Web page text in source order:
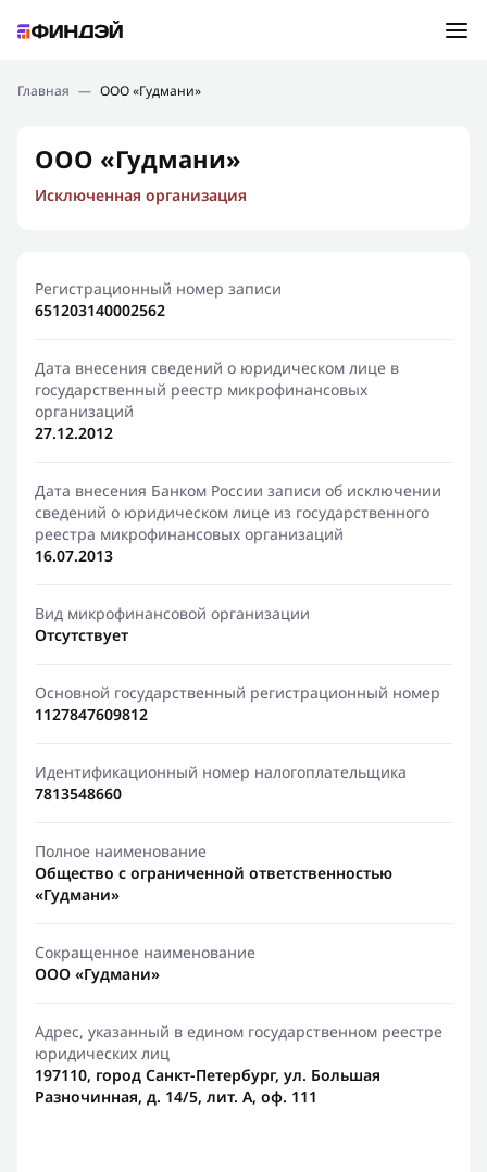
Подбор займа
Новости
Финансовое просвещение
Главная — ООО «Гудмани»
ООО «Гудмани»
Исключенная организация
Регистрационный номер записи
651203140002562
Дата внесения сведений о юридическом лице в
государственный реестр микрофинансовых
организаций
27.12.2012
Дата внесения Банком России записи об исключении
сведений о юридическом лице из государственного
реестра микрофинансовых организаций
16.07.2013
Вид микрофинансовой организации
Отсутствует
Основной государственный регистрационный номер
1127847609812
Идентификационный номер налогоплательщика
7813548660
Полное наименование
Общество с ограниченной ответственностью
«Гудмани»
Сокращенное наименование
ООО «Гудмани»
Адрес, указанный в едином государственном реестре
юридических лиц
197110, город Санкт-Петербург, ул. Большая
Разночинная, д. 14/5, лит. А, оф. 111
Ошибка:Контактная форма не найдена.
Спасибо, что написали нам
Мы свяжемся с Вами в ближайшее время и сообщим
результат
Отправить новый запрос